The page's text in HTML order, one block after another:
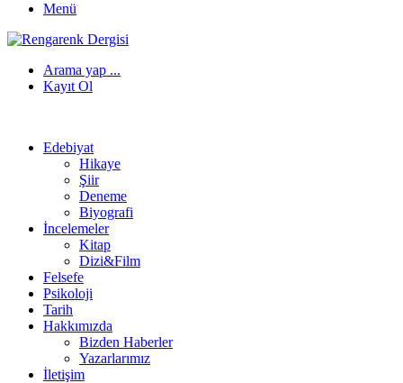
Menü
Arama yap ...
Kayıt Ol
Edebiyat
Hikaye
Şiir
Deneme
Biyografi
İncelemeler
Kitap
Dizi&Film
Felsefe
Psikoloji
Tarih
Hakkımızda
Bizden Haberler
Yazarlarımız
İletişim